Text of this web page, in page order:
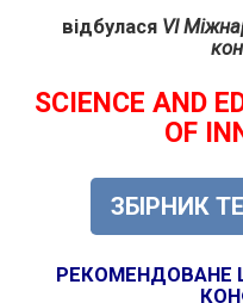
відбулася VI
SCIENCE AND
OF
ЗБІРНИК
РЕКОМЕНДОВАНЕ